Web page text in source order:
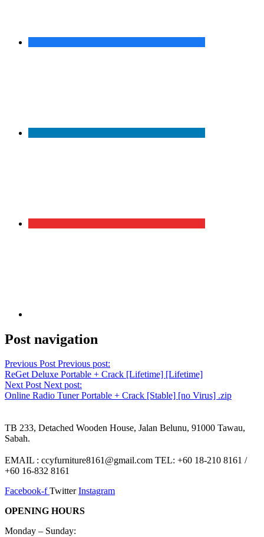
Post navigation
Previous Post Previous post:
ReGet Deluxe Portable + Crack [Lifetime] [Lifetime]
Next Post Next post:
Online Radio Tuner Portable + Crack [Stable] [no Virus] .zip
TB 233, Detached Wooden House, Jalan Belunu, 91000 Tawau,
Sabah.
EMAIL : ccyfurniture8161@gmail.com TEL: +60 18-210 8161 /
+60 16-832 8161
Facebook-f Twitter Instagram
OPENING HOURS
Monday – Sunday: